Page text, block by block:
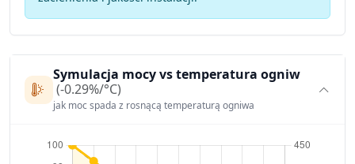
Symulacja mocy vs temperatura ogniw
(-0.29%/°C)
jak moc spada z rosnącą temperaturą ogniwa